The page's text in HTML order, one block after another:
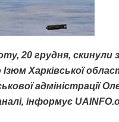
20 грудня, скинули з
Харківської
адміністрації
інформує